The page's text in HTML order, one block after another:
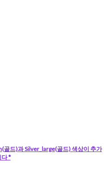
골드)과 Silver_large(골드) 색상이 추가
*